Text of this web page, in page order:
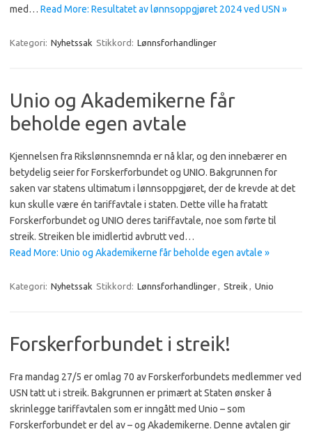
med… Read More: Resultatet av lønnsoppgjøret 2024 ved USN »
Kategori: Nyhetssak Stikkord: Lønnsforhandlinger
Unio og Akademikerne får
beholde egen avtale
Kjennelsen fra Rikslønnsnemnda er nå klar, og den innebærer en
betydelig seier for Forskerforbundet og UNIO. Bakgrunnen for
saken var statens ultimatum i lønnsoppgjøret, der de krevde at det
kun skulle være én tariffavtale i staten. Dette ville ha fratatt
Forskerforbundet og UNIO deres tariffavtale, noe som førte til
streik. Streiken ble imidlertid avbrutt ved…
Read More: Unio og Akademikerne får beholde egen avtale »
Kategori: Nyhetssak Stikkord: Lønnsforhandlinger, Streik , Unio
Forskerforbundet i streik!
Fra mandag 27/5 er omlag 70 av Forskerforbundets medlemmer ved
USN tatt ut i streik. Bakgrunnen er primært at Staten ønsker å
skrinlegge tariffavtalen som er inngått med Unio – som
Forskerforbundet er del av – og Akademikerne. Denne avtalen gir